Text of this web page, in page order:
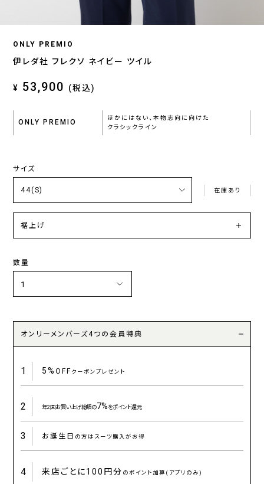
ONLY PREMIO
伊レダ社 フレクソ ネイビー ツイル
¥ 53,900 (税込)
ONLY PREMIO
ほかにはない、本物志向に向けた
クラシックライン
サイズ
在庫あり
裾上げ
数量
オンリーメンバーズ4つの会員特典
1 5%OFFクーポンプレゼント
2 年2回お買い上げ総額の7%をポイント還元
3 お誕生日 の方はスーツ購入がお得
4 来店ごとに100円分 のポイント加算(アプリのみ)